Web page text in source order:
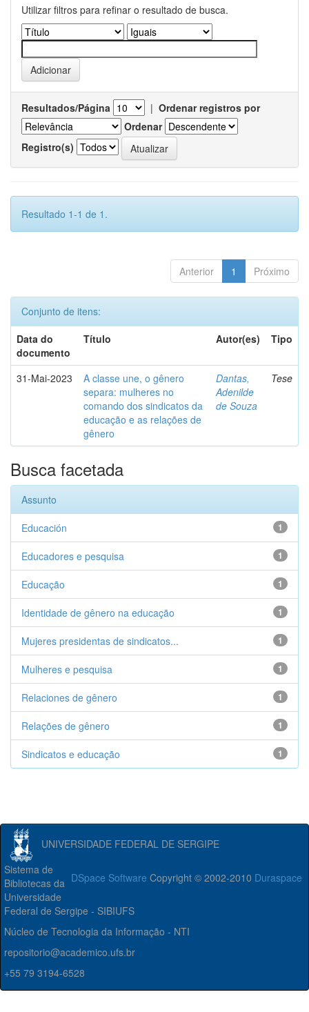
Utilizar filtros para refinar o resultado de busca.
Resultados/Página | Ordenar registros por
Ordenar
Registro(s)
Resultado 1-1 de 1.
Anterior 1 Próximo
Conjunto de itens:
Data do
documento
Título Autor(es) Tipo
31-Mai-2023
A classe une, o gênero
separa: mulheres no
comando dos sindicatos da
educação e as relações de
gênero
Dantas,
Adenilde
de Souza
Tese
Busca facetada
Assunto
1
Educación
1
Educadores e pesquisa
1
Educação
1
Identidade de gênero na educação
1
Mujeres presidentas de sindicatos...
1
Mulheres e pesquisa
1
Relaciones de gênero
1
Relações de gênero
1
Sindicatos e educação
UNIVERSIDADE FEDERAL DE SERGIPE
DSpace Software Copyright © 2002-2010 Duraspace
Sistema de
Bibliotecas da
Universidade
Federal de Sergipe - SIBIUFS
Núcleo de Tecnologia da Informação - NTI
repositorio@academico.ufs.br
+55 79 3194-6528